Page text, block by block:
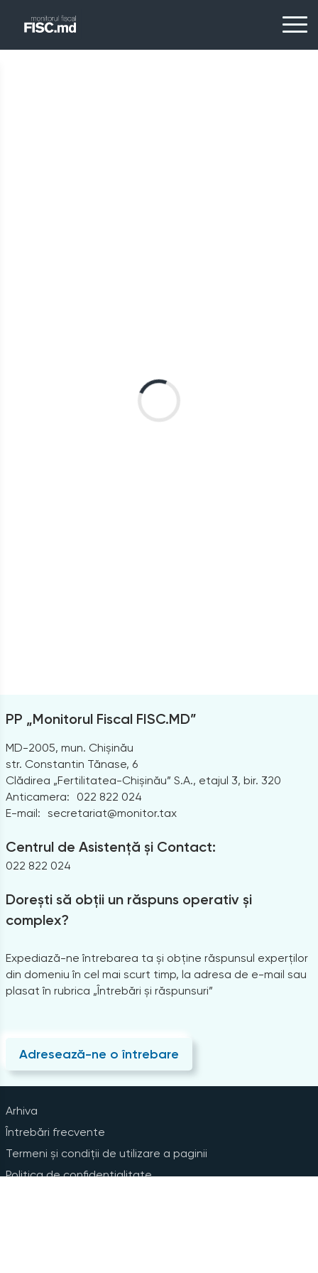
PP „Monitorul Fiscal FISC.MD”
MD-2005, mun. Chișinău
str. Constantin Tănase, 6
Clădirea „Fertilitatea-Chișinău” S.A., etajul 3, bir. 320
Anticamera:
022 822 024
E-mail: secretariat@monitor.tax
Centrul de Asistență și Contact:
022 822 024
Dorești să obții un răspuns operativ și
complex?
Expediază-ne întrebarea ta și obține răspunsul experților
din domeniu în cel mai scurt timp, la adresa de e-mail sau
plasat în rubrica „Întrebări și răspunsuri”
Adresează-ne o întrebare
Arhiva
Întrebări frecvente
Termeni și condiții de utilizare a paginii
Politica de confidențialitate